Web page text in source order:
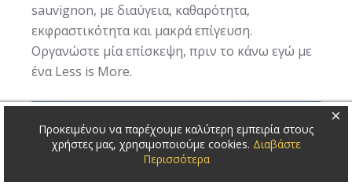
sauvignon, με διαύγεια, καθαρότητα,
εκφραστικότητα και μακρά επίγευση.
Οργανώστε μία επίσκεψη, πριν το κάνω εγώ με
ένα Less is More.
×
Προκειμένου να παρέχουμε καλύτερη εμπειρία στους
χρήστες μας, χρησιμοποιούμε cookies. Διαβάστε
Περισσότερα